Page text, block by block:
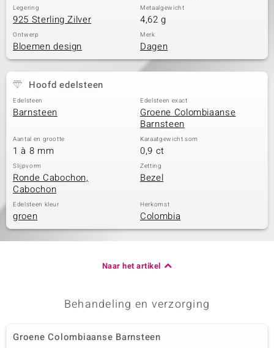
Legering
925 Sterling Zilver
Metaalgewicht
4,62 g
Ontwerp
Bloemen design
Merk
Dagen
Hoofd edelsteen
Edelsteen
Barnsteen
Edelsteen exact
Groene Colombiaanse
Barnsteen
Aantal en grootte
1 à 8 mm
Karaatgewicht som
0,9 ct
Slijpvorm
Ronde Cabochon,
Cabochon
Zetting
Bezel
Edelsteen kleur
groen
Herkomst
Colombia
Naar het artikel
Behandeling en verzorging
Groene Colombiaanse Barnsteen